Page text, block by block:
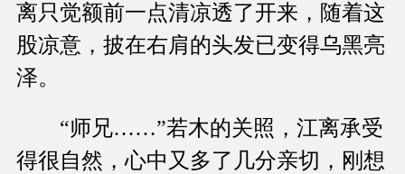
离只觉额前一点清凉透了开来，随着这
股凉意，披在右肩的头发已变得乌黑亮
泽。
“师兄……”若木的关照，江离承受
得很自然，心中又多了几分亲切，刚想